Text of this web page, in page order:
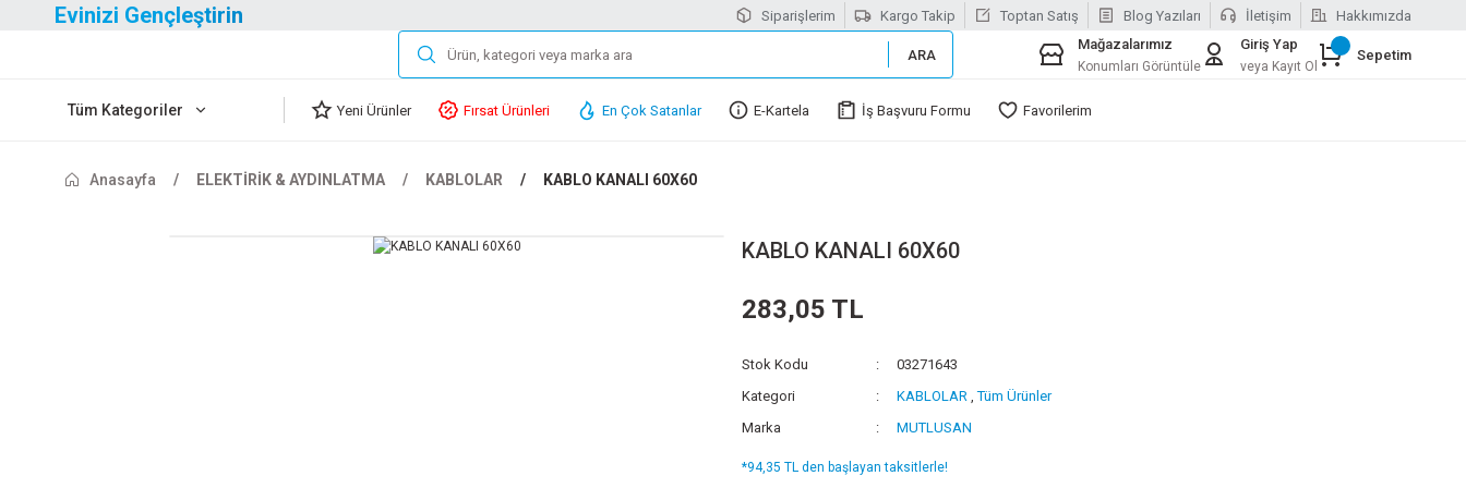
Evinizi Gençleştirin Siparişlerim Kargo Takip Toptan Satış Blog Yazıları İletişim Hakkımızda
ARA
Mağazalarımız
Konumları Görüntüle
Giriş Yap
veya Kayıt Ol
Sepetim
Tüm Kategoriler Yeni Ürünler Fırsat Ürünleri En Çok Satanlar E-Kartela İş Başvuru Formu Favorilerim
Anasayfa ELEKTİRİK & AYDINLATMA KABLOLAR KABLO KANALI 60X60
KABLO KANALI 60X60
283,05 TL
Stok Kodu
03271643
Kategori
KABLOLAR ,Tüm Ürünler
Marka
MUTLUSAN
*94,35 TL den başlayan taksitlerle!